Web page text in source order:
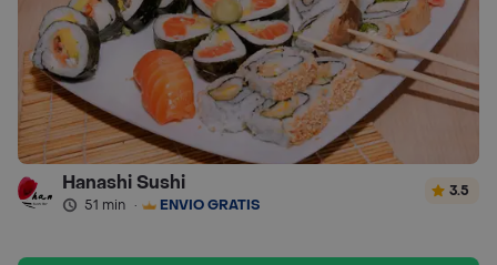
Hanashi Sushi
51 min · ENVÍO GRATIS
3.5